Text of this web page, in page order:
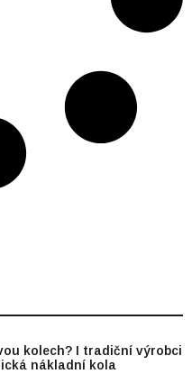
kolech? I tradiční výrobci
nákladní kola